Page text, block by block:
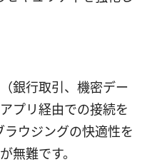
銀行取引、機密デー
プリ経由での接続を
ウジングの快適性を
無難です。